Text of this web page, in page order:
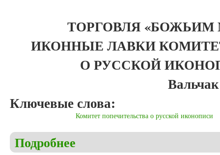
ТОРГОВЛЯ «БОЖЬИМ
ИКОННЫЕ ЛАВКИ
О РУССКОЙ
Ключевые слова:
Комитет попечительства о русской иконописи
Подробнее